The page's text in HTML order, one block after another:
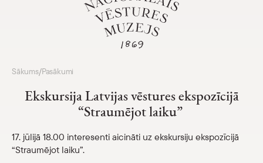
Apmeklēt
Kalendārs
Par mums Parādīt
Sākums/Pasākumi
Ekskursija Latvijas vēstures ekspozīcijā
“Straumējot laiku”
17. jūlijā 18.00 interesenti aicināti uz ekskursiju ekspozīcijā
“Straumējot laiku”.